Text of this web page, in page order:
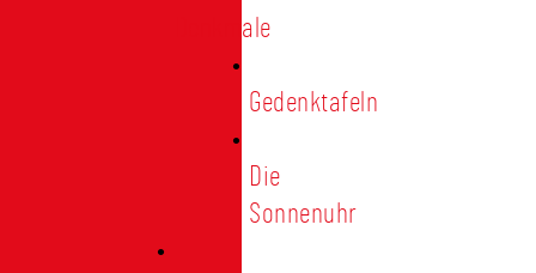
Denkmale
Gedenktafeln
Die
Sonnenuhr